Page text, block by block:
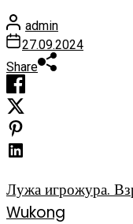
admin
27.09.2024
Share
Лужа игрожура.
Wukong